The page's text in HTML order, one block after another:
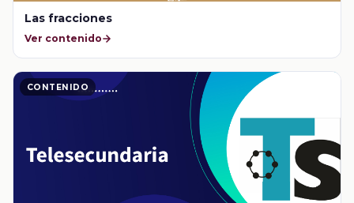
Las fracciones
Ver contenido
CONTENIDO